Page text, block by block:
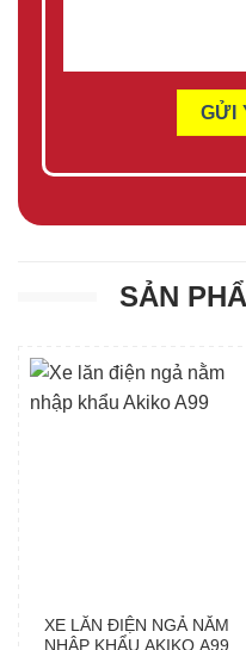
SẢN
XE LĂN ĐIỆN NGẢ NẰM
NHẬP KHẨU AKIKO A99